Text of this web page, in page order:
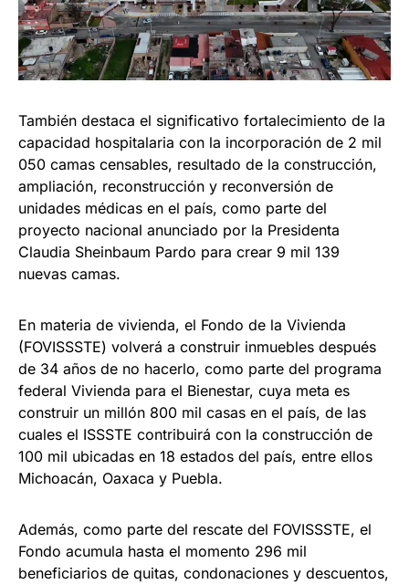
También destaca el significativo fortalecimiento de la
capacidad hospitalaria con la incorporación de 2 mil
050 camas censables, resultado de la construcción,
ampliación, reconstrucción y reconversión de
unidades médicas en el país, como parte del
proyecto nacional anunciado por la Presidenta
Claudia Sheinbaum Pardo para crear 9 mil 139
nuevas camas.
En materia de vivienda, el Fondo de la Vivienda
(FOVISSSTE) volverá a construir inmuebles después
de 34 años de no hacerlo, como parte del programa
federal Vivienda para el Bienestar, cuya meta es
construir un millón 800 mil casas en el país, de las
cuales el ISSSTE contribuirá con la construcción de
100 mil ubicadas en 18 estados del país, entre ellos
Michoacán, Oaxaca y Puebla.
Además, como parte del rescate del FOVISSSTE, el
Fondo acumula hasta el momento 296 mil
beneficiarios de quitas, condonaciones y descuentos,